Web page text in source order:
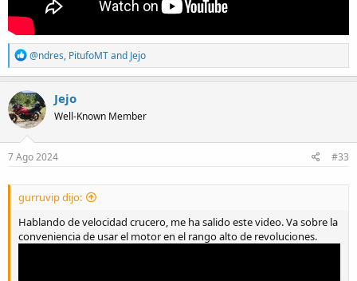
R
e
a
c
t
i
o
n
s
@ndres, PitufoMTand Jejo
Jejo
Well-Known Member
7 Ago 2024 #33
gurruvip dijo:
Hablando de velocidad crucero, me ha salido este video. Va sobre la
conveniencia de usar el motor en el rango alto de revoluciones.